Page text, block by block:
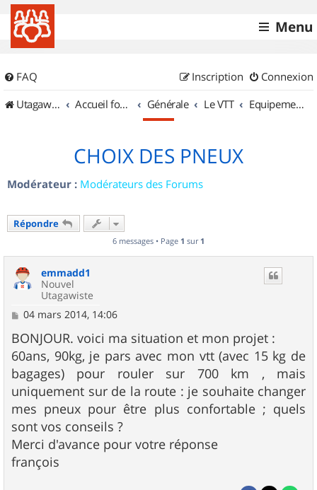
Menu
FAQ Connexion
Inscription
UtagawaVTT (Randos VTT et VTTAE avec traces GPS)
Accueil forum Générale Le VTT Equipements et Accessoires
CHOIX DES PNEUX
Modérateur : Modérateurs des Forums
Répondre
6 messages • Page 1 sur 1
emmadd1
Nouvel
Utagawiste
M
s
s
a
g
e
04 mars 2014, 14:06
BONJOUR. voici ma situation et mon projet :
60ans, 90kg, je pars avec mon vtt (avec 15 kg de
bagages) pour rouler sur 700 km , mais
uniquement sur de la route : je souhaite changer
mes pneux pour être plus confortable ; quels
sont vos conseils ?
Merci d'avance pour votre réponse
françois